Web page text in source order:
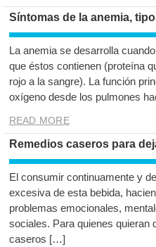
Síntomas de la anemia,
La anemia se desarrolla
que éstos contienen (proteína
rojo a la sangre). La función
oxígeno desde los pulmones
READ MORE
Remedios caseros para
El consumir continuamente y
excesiva de esta bebida,
problemas emocionales,
sociales. Para quienes quieran
caseros […]